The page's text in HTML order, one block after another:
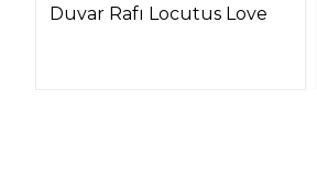
Duvar Rafı Locutus Love